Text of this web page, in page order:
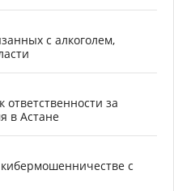
с алкоголем,
за
в Астане
с